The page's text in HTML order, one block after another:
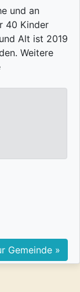
und an
40 Kinder
Alt ist 2019
Weitere
Gemeinde »